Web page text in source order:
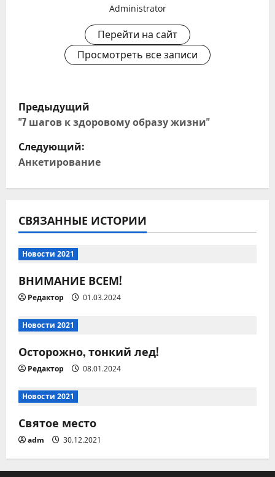
Administrator
Перейти на сайт
Просмотреть все записи
Н
а
в
а
ц
и
я
п
о
з
а
п
и
Предыдущий
"7 шагов к здоровому образу жизни"
Следующий:
Анкетирование
СВЯЗАННЫЕ ИСТОРИИ
Новости 2021
ВНИМАНИЕ ВСЕМ!
Редактор 01.03.2024
Новости 2021
Осторожно, тонкий лед!
Редактор 08.01.2024
Новости 2021
Святое место
adm 30.12.2021